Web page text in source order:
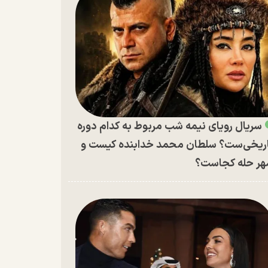
سریال رویای نیمه شب مربوط به کدام دوره
سلطان محمد خدابنده کیست و
حله کجاست؟